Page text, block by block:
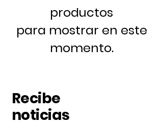
productos
para mostrar en este
momento.
Recibe
noticias